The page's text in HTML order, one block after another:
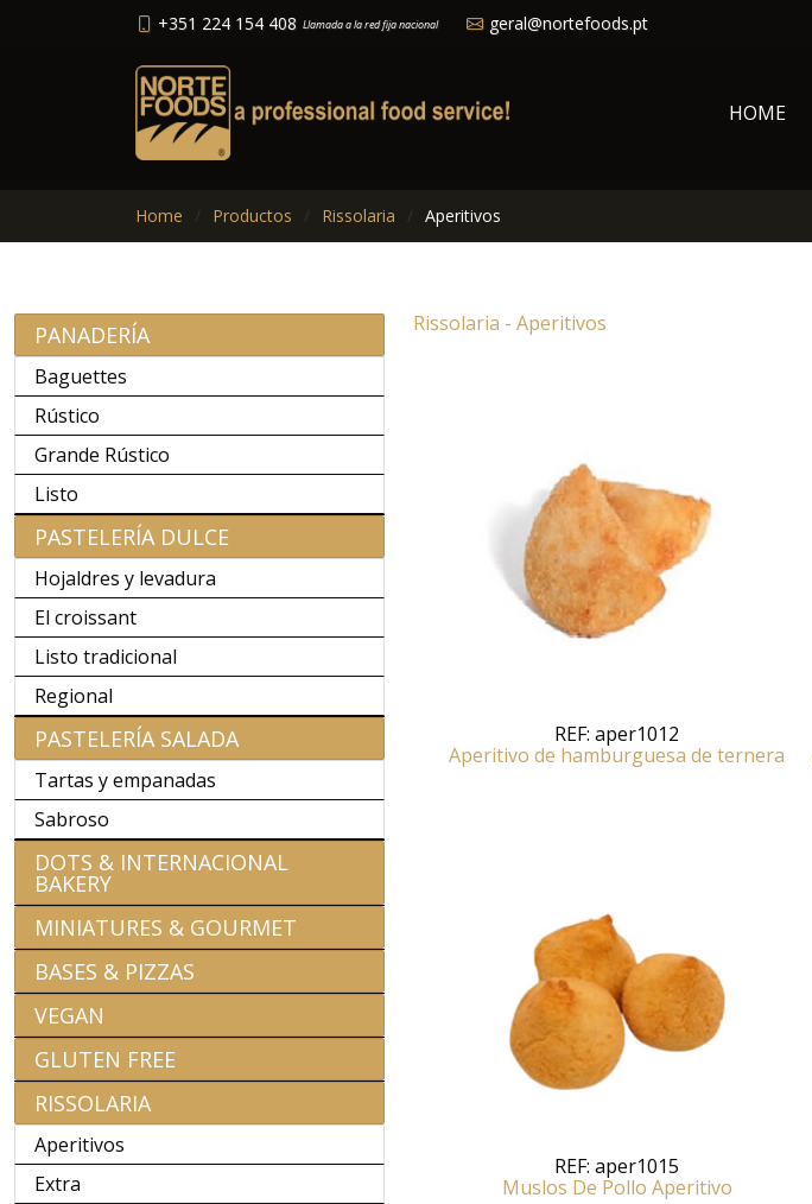
+351 224 154 408 Llamada a la red fija nacional geral@nortefoods.pt
HOME
Home Productos Rissolaria Aperitivos
PANADERÍA
Baguettes
Rústico
Grande Rústico
Listo
PASTELERÍA DULCE
Hojaldres y levadura
El croissant
Listo tradicional
Regional
PASTELERÍA SALADA
Tartas y empanadas
Sabroso
DOTS & INTERNACIONAL
BAKERY
MINIATURES & GOURMET
BASES & PIZZAS
VEGAN
GLUTEN FREE
RISSOLARIA
Aperitivos
Extra
Rissolaria - Aperitivos
REF:aper1012
Aperitivo de hamburguesa de ternera
REF:aper1015
Muslos De Pollo Aperitivo